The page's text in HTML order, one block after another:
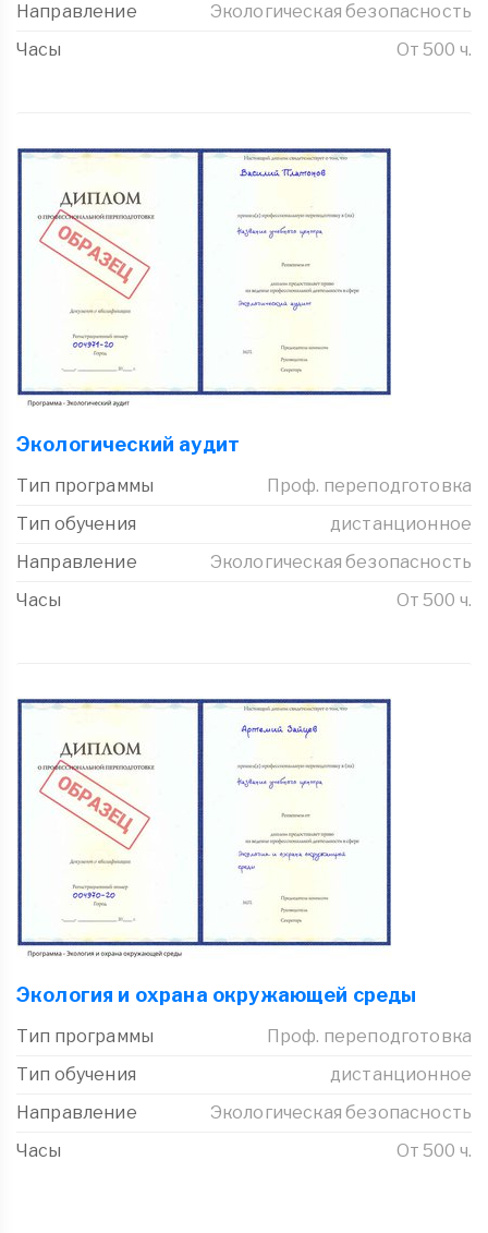
Направление
Экологическая безопасность
Часы
От 500 ч.
Экологический аудит
Тип программы
Проф. переподготовка
Тип обучения
дистанционное
Направление
Экологическая безопасность
Часы
От 500 ч.
Экология и охрана окружающей среды
Тип программы
Проф. переподготовка
Тип обучения
дистанционное
Направление
Экологическая безопасность
Часы
От 500 ч.